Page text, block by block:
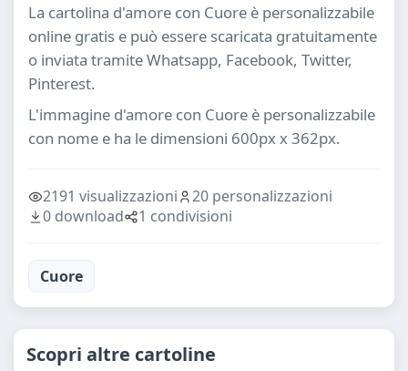
La cartolina d'amore con Cuore è personalizzabile
online gratis e può essere scaricata gratuitamente
o inviata tramite Whatsapp, Facebook, Twitter,
Pinterest.
L'immagine d'amore con Cuore è personalizzabile
con nome e ha le dimensioni 600px x 362px.
2191 visualizzazioni
20 personalizzazioni
0 download
1 condivisioni
Cuore
Scopri altre cartoline